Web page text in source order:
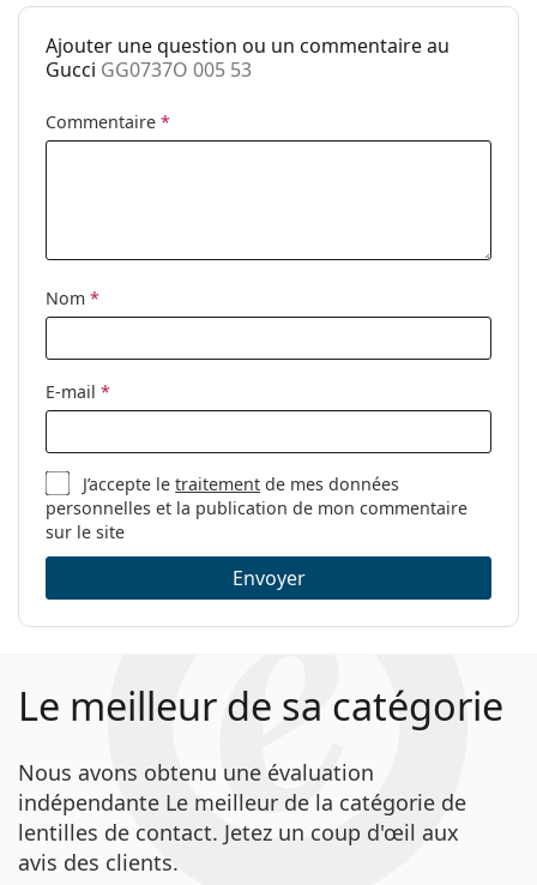
nez ajustables:
ressort:
nettoyage:
Sexe:
Catégorie:
Marque:
Gucci
Code:
GG0737O 005 53
Ajouter une question ou un commentaire au
Gucci GG0737O 005 53
Commentaire *
Nom *
E-mail *
J’accepte letraitement de mes données
personnelles et la publication de mon commentaire
sur le site
Envoyer
Le meilleur de sa catégorie
Nous avons obtenu une évaluation
indépendante Le meilleur de la catégorie de
lentilles de contact. Jetez un coup d'œil aux
avis des clients.